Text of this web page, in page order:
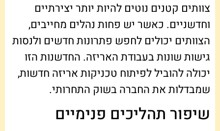
צוותים קטנים נוטים להיות יותר יצירתיים
וחדשניים. כאשר יש פחות נהלים מחייבים,
הצוותים יכולים לחפש פתרונות חדשים ולנסות
גישות שונות בעבודת האריזה. החדשנות הזו
יכולה להוביל לפיתוח טכניקות אריזה חדשות,
שמבדלות את החברה בשוק התחרותי.
שיפור תהליכים פנימיים